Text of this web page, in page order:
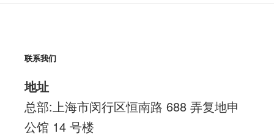
联系我们
地址
总部:上海市闵行区恒南路 688 弄复地申
公馆 14 号楼